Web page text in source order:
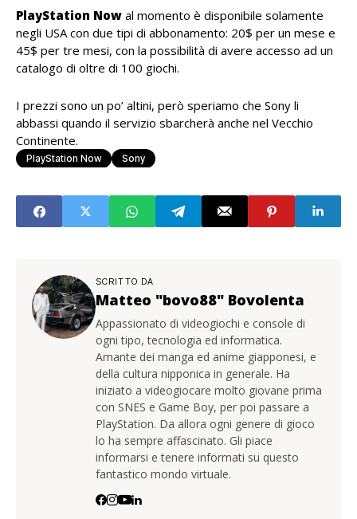
PlayStation Now al momento è disponibile solamente
negli USA con due tipi di abbonamento: 20$ per un mese e
45$ per tre mesi, con la possibilità di avere accesso ad un
catalogo di oltre di 100 giochi.
I prezzi sono un po’ altini, però speriamo che Sony li
abbassi quando il servizio sbarcherà anche nel Vecchio
Continente.
PlayStation Now Sony
SCRITTO DA
Matteo "bovo88" Bovolenta
Appassionato di videogiochi e console di
ogni tipo, tecnologia ed informatica.
Amante dei manga ed anime giapponesi, e
della cultura nipponica in generale. Ha
iniziato a videogiocare molto giovane prima
con SNES e Game Boy, per poi passare a
PlayStation. Da allora ogni genere di gioco
lo ha sempre affascinato. Gli piace
informarsi e tenere informati su questo
fantastico mondo virtuale.